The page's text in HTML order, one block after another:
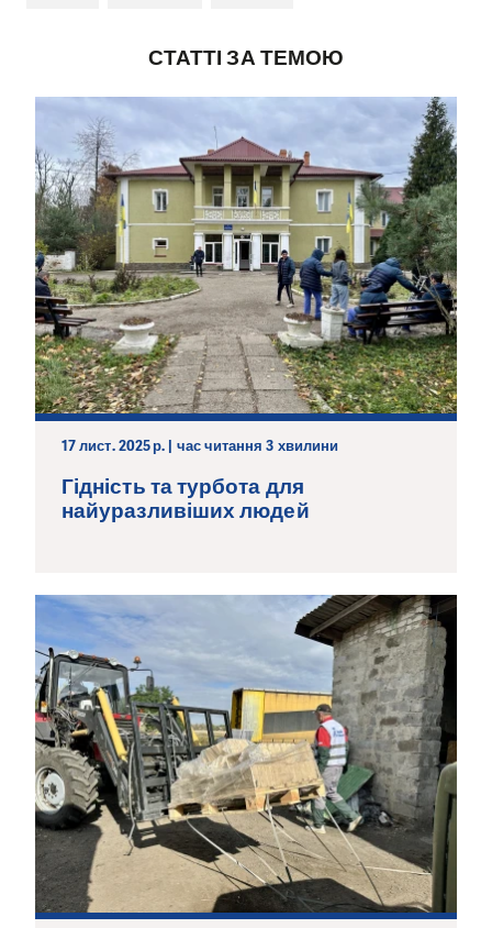
СТАТТІ ЗА ТЕМОЮ
17 лист. 2025 р. | час читання 3 хвилини
Гідність та турбота для
найуразливіших людей